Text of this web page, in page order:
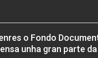
o Fondo
unha gran parte